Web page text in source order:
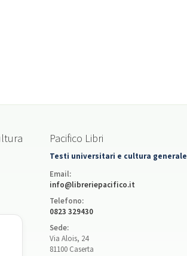
Pacifico Libri
Testi universitari e cultura generale
Email:
info@libreriepacifico.it
Telefono:
0823 329430
Sede:
Via Alois, 24
81100 Caserta